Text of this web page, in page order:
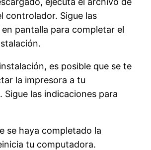
controlador. Sigue las
pantalla para completar el
es posible que se te
la impresora a tu
Sigue las indicaciones para
se haya completado la
tu computadora.